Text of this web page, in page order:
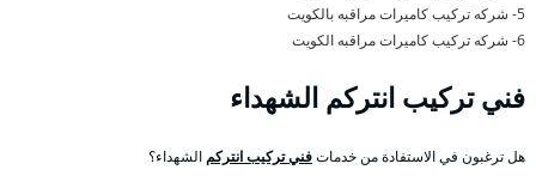
5- شركه تركيب كاميرات مراقبه بالكويت
6- شركه تركيب كاميرات مراقبه الكويت
فني تركيب انتركم الشهداء
هل ترغبون في الاستفادة من خدماتفني تركيب انتركم الشهداء؟